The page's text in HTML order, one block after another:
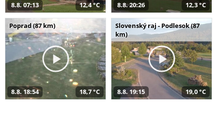
8.8. 07:13 12,4 °C 8.8. 20:26 12,3 °C
Poprad (87 km)
8.8. 18:54 18,7 °C
Slovenský raj - Podlesok (87
km)
8.8. 19:15 19,0 °C